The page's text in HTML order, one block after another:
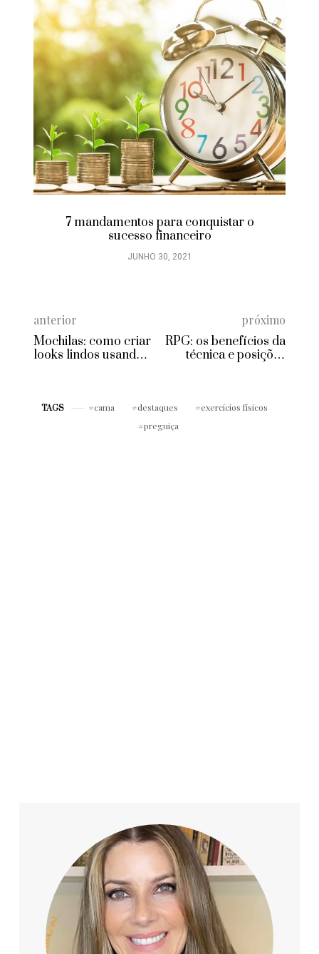
7 mandamentos para conquistar o
sucesso financeiro
JUNHO 30, 2021
anterior
Mochilas: como criar
looks lindos usando
próximo
RPG: os benefícios da
técnica e posições
TAGS cama destaques
exercícios físicos
preguiça